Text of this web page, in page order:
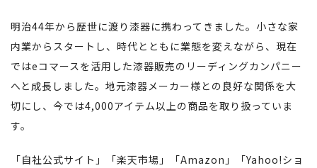
明治44年から歴世に渡り漆器に携わってきました。小さな家
内業からスタートし、時代とともに業態を変えながら、現在
ではeコマースを活用した漆器販売のリーディングカンパニー
へと成長しました。地元漆器メーカー様との良好な関係を大
切にし、今では4,000アイテム以上の商品を取り扱っていま
す。
「自社公式サイト」「楽天市場」「Amazon」「Yahoo!ショ